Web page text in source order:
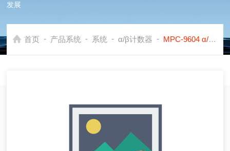
发展
首页 - 产品系统 - 系统 - α/β计数器 - MPC-9604 α/β多探测器计数系统